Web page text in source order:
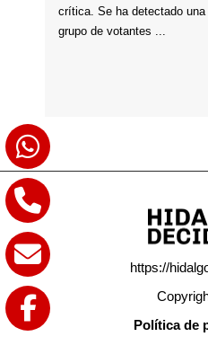
crítica. Se ha detectado una
grupo de votantes ...
https://
Política de